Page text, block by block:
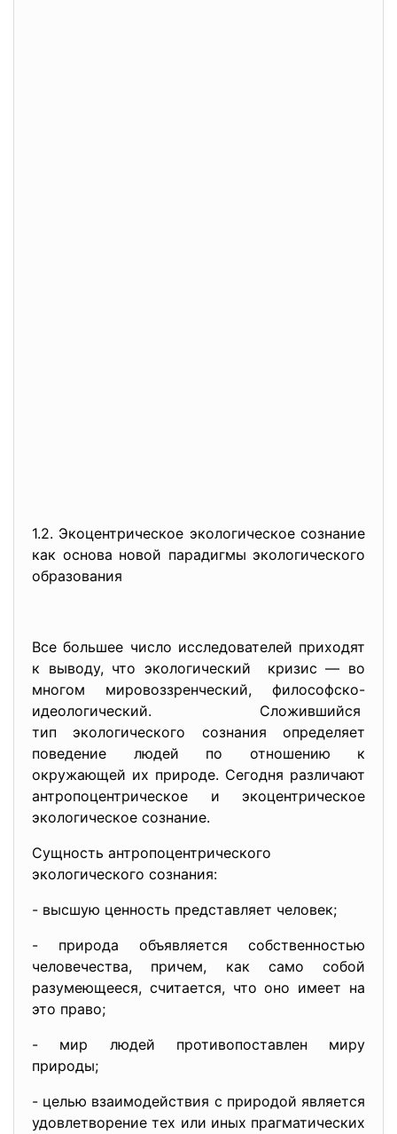
1.2. Экоцентрическое экологическое сознание
как основа новой парадигмы экологического
образования
Все большее число исследователей приходят
к выводу, что экологический кризис — во
многом мировоззренческий, философско-
идеологический. Сложившийся
тип экологического сознания определяет
поведение людей по отношению к
окружающей их природе. Сегодня различают
антропоцентрическое и экоцентрическое
экологическое сознание.
Сущность антропоцентрического
экологического сознания:
- высшую ценность представляет человек;
- природа объявляется собственностью
человечества, причем, как само собой
разумеющееся, считается, что оно имеет на
это право;
- мир людей противопоставлен миру
природы;
- целью взаимодействия с природой является
удовлетворение тех или иных прагматических